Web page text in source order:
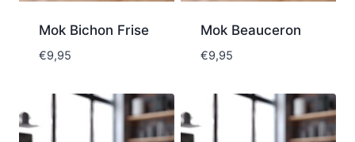
Mok Bichon Frise
€9,95
Mok Beauceron
€9,95